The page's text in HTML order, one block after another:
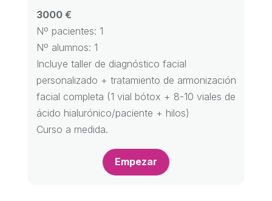
3000 €
Nº pacientes: 1
Nº alumnos: 1
Incluye taller de diagnóstico facial
personalizado + tratamiento de armonización
facial completa (1 vial bótox + 8-10 viales de
ácido hialurónico/paciente + hilos)
Curso a medida.
Empezar